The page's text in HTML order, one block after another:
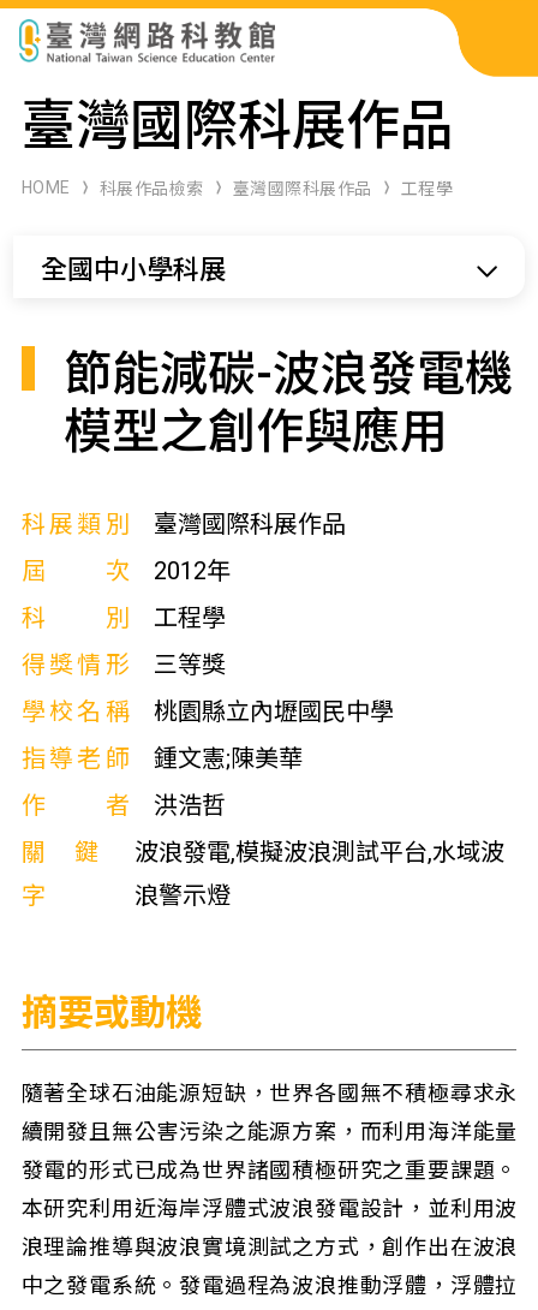
科展作品檢索
科學研習月刊
臺灣國際科展作品
HOME 科展作品檢索 臺灣國際科展作品 工程學
全國中小學科展
節能減碳-波浪發電機
模型之創作與應用
科展類別
臺灣國際科展作品
屆次
2012年
科別
工程學
得獎情形
三等獎
學校名稱
桃園縣立內壢國民中學
指導老師
鍾文憲;陳美華
作者
洪浩哲
關鍵
字
波浪發電,模擬波浪測試平台,水域波
浪警示燈
摘要或動機
隨著全球石油能源短缺，世界各國無不積極尋求永
續開發且無公害污染之能源方案，而利用海洋能量
發電的形式已成為世界諸國積極研究之重要課題。
本研究利用近海岸浮體式波浪發電設計，並利用波
浪理論推導與波浪實境測試之方式，創作出在波浪
中之發電系統。發電過程為波浪推動浮體，浮體拉